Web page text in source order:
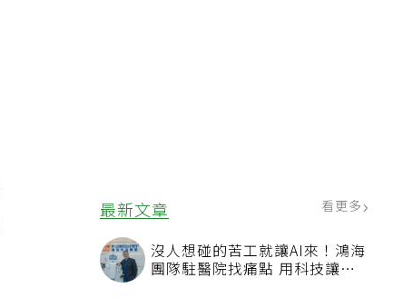
最新文章 看更多
沒人想碰的苦工就讓AI來！鴻海
團隊駐醫院找痛點 用科技讓醫